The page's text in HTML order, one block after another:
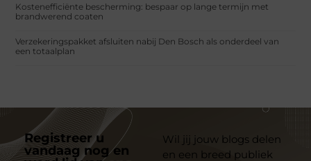
Kostenefficiënte bescherming: bespaar op lange termijn met
brandwerend coaten
Verzekeringspakket afsluiten nabij Den Bosch als onderdeel van
een totaalplan
Registreer u
vandaag nog en
Wil jij jouw blogs delen
en een breed publiek